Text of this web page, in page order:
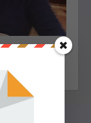
Reise